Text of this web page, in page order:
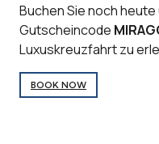
Buchen Sie noch
Gutscheincode
Luxuskreuzfahrt zu
BOOK NOW